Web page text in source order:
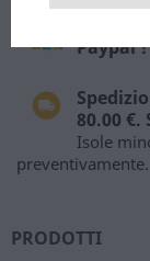
Paypal !
80.00
Isole
preventivamente.
PRODOTTI